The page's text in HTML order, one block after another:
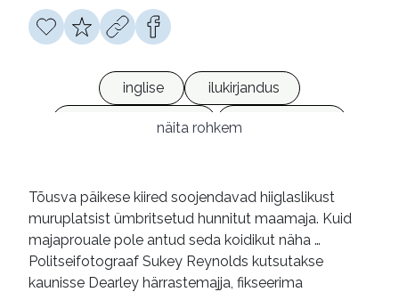
inglise
ilukirjandus
kriminaalromaanid
heliraamatud
näita rohkem
Tõusva päikese kiired soojendavad hiiglaslikust
muruplatsist ümbritsetud hunnitut maamaja. Kuid
majaprouale pole antud seda koidikut näha …
Politseifotograaf Sukey Reynolds kutsutakse
kaunisse Dearley härrastemajja, fikseerima